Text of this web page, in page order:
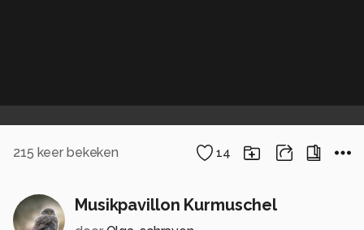
215 keer bekeken 14
Musikpavillon Kurmuschel